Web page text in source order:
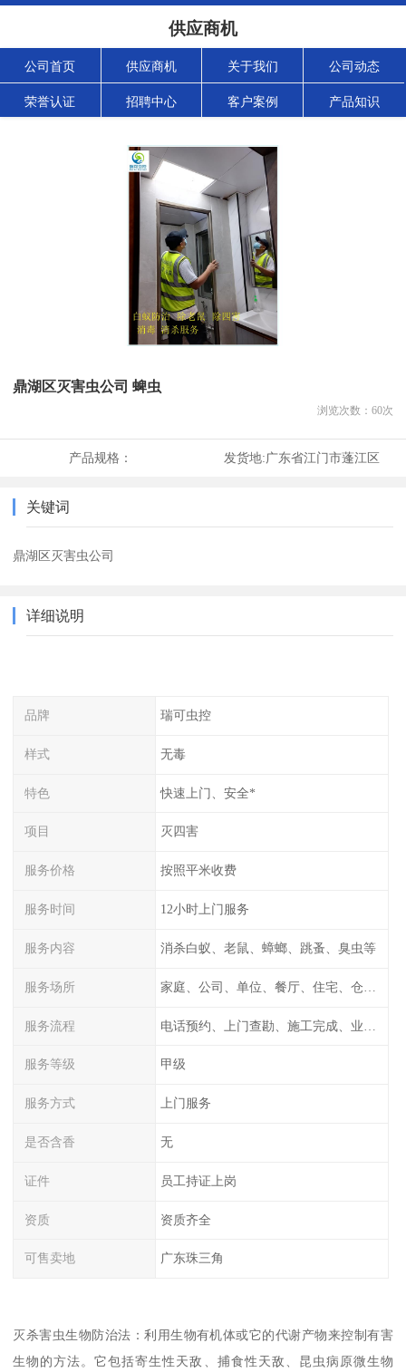
供应商机
公司首页 供应商机 关于我们 公司动态
荣誉认证 招聘中心 客户案例 产品知识
鼎湖区灭害虫公司 蜱虫
浏览次数： 60次
产品规格： 发货地:广东省江门市蓬江区
关键词
鼎湖区灭害虫公司
详细说明
品牌 瑞可虫控
样式 无毒
特色 快速上门、安全*
项目 灭四害
服务价格 按照平米收费
服务时间 12小时上门服务
服务内容 消杀白蚁、老鼠、蟑螂、跳蚤、臭虫等
服务场所
服务流程
服务等级 甲级
服务方式 上门服务
是否含香 无
证件 员工持证上岗
资质 资质齐全
可售卖地 广东珠三角
灭杀害虫生物防治法：利用生物有机体或它的代谢产物来控制有害
生物的方法。它包括寄生性天敌、捕食性天敌、昆虫病原微生物